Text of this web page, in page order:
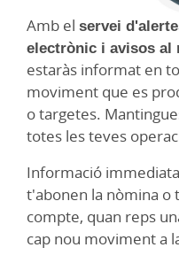
Amb el servei
electrònic i avisos al
estaràs informat en
moviment que es
o targetes.
totes les teves
Informació
t'abonen la nòmina o
compte, quan reps
cap nou moviment a